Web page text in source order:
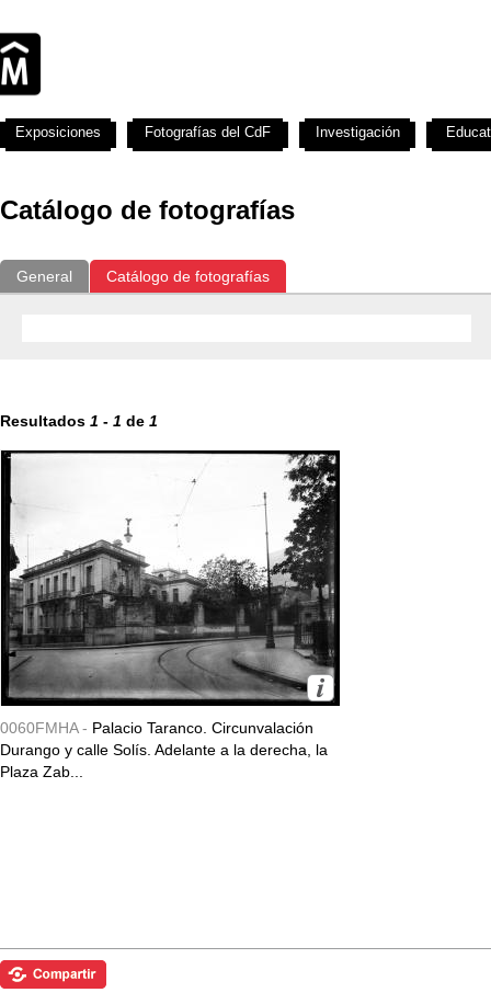
Catálogo de fotografías
General Catálogo de fotografías
Resultados 1 - 1 de 1
0060FMHA - Palacio Taranco. Circunvalación
Durango y calle Solís. Adelante a la derecha, la
Plaza Zab...
Exposiciones Fotografías del CdF Investigación